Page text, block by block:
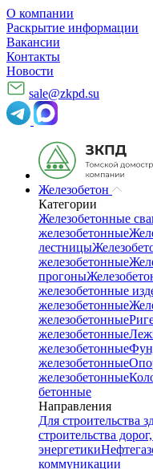
О компании
Раскрытие информации
Вакансии
Контакты
Новости
sale@zkpd.su
Железобетон
Категории
Железобетонные
железобетонные
лестницы
железобетонные
прогоны
железобетонные
железобетонные
железобетонные
железобетонные
железобетонные
железобетонные
железобетонные
бетонные
Направления
Для строительства
строительства
энергетики
коммуникации